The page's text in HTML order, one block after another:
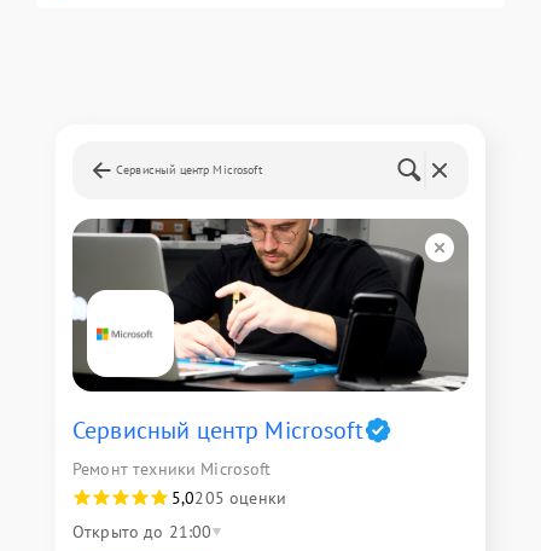
Сервисный центр Microsoft
Сервисный центр Microsoft
Ремонт техники Microsoft
5,0205 оценки
Открыто до 21:00